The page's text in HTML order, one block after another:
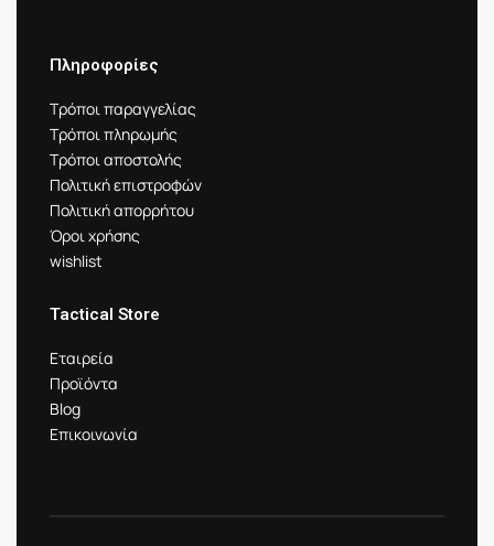
Πληροφορίες
Τρόποι παραγγελίας
Τρόποι πληρωμής
Τρόποι αποστολής
Πολιτική επιστροφών
Πολιτική απορρήτου
Όροι χρήσης
wishlist
Tactical Store
Εταιρεία
Προϊόντα
Blog
Επικοινωνία